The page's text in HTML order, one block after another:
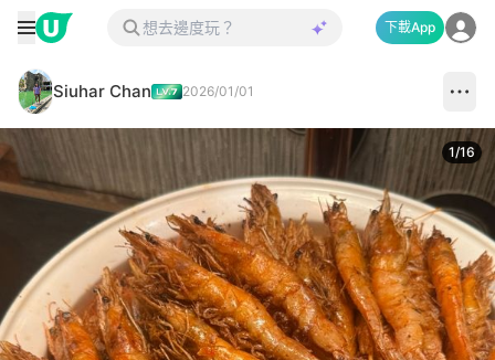
下載App
Siuhar Chan 2026/01/01
1/16